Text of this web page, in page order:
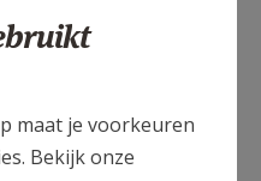
maat je voorkeuren
Bekijk onze